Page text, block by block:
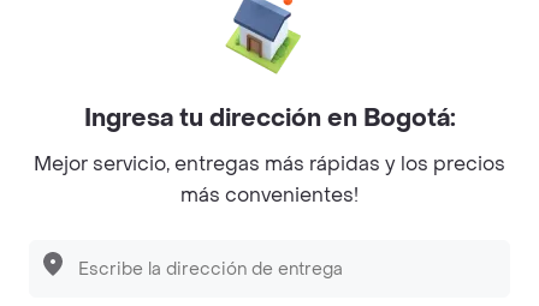
Sobre Rappi
Facebook
Twitter
Instagram
©2026Rappi Inc. All rights reserved.
Ingresa tu dirección en Bogotá:
Mejor servicio, entregas más rápidas y los precios
más convenientes!